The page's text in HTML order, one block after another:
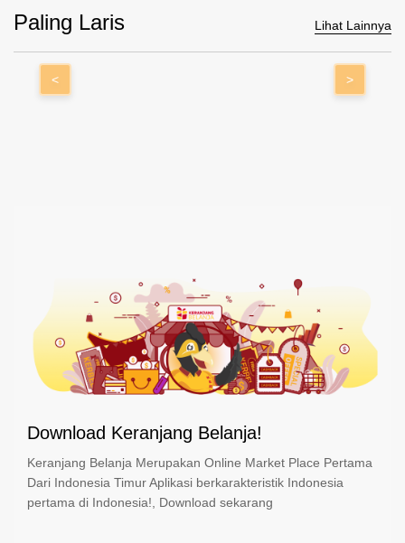
Paling Laris Lihat Lainnya
< >
Download Keranjang Belanja!
Keranjang Belanja Merupakan Online Market Place Pertama
Dari Indonesia Timur Aplikasi berkarakteristik Indonesia
pertama di Indonesia!, Download sekarang